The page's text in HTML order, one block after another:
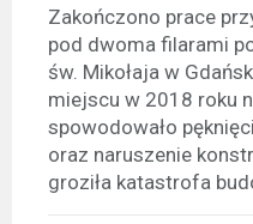
Zakończono prace
pod dwoma filarami
św. Mikołaja w
miejscu w 2018 roku
spowodowało
oraz naruszenie
groziła katastrofa